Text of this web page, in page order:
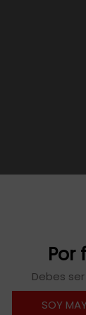
Por
Debes
SOY
en una
altitud de